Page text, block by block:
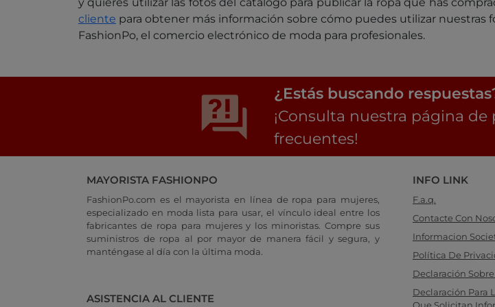
cliente para obtener más información sobre cómo puedes utilizar nuestras
FashionPo, el comercio electrónico de moda para profesionales.
¿Estás buscando
¡Consulta nuestra página
frecuentes!
MAYORISTA FASHIONPO
FashionPo.com es el mayorista en línea de ropa para mujeres,
especializado en moda lista para usar, el vínculo ideal entre los
fabricantes de ropa para mujeres y los minoristas. Compre sus
suministros de ropa al por mayor de manera fácil y segura, y
manténgase al día con la última moda.
ASISTENCIA AL CLIENTE
INFO LINK
F.a.q.
Contacte Con
Informacion
Política De
Declaración
Declaración Para
Que Solicitan